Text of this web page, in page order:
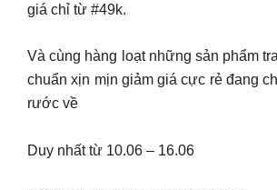
giá chỉ từ #49k.
Và cùng hàng loạt những sản phẩm
chuẩn xịn mịn giảm giá cực rẻ đang
rước về
Duy nhất từ 10.06 – 16.06